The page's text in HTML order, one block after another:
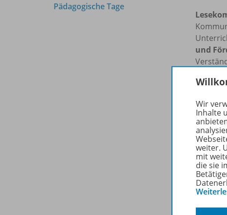
Pädagogische Tage
und
Wir
Inhalte
weiter.
mit
die sie